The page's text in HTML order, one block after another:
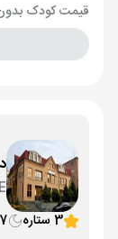
قیمت کودک
3 ستاره
7 شب